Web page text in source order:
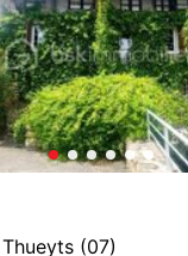
Thueyts (07)